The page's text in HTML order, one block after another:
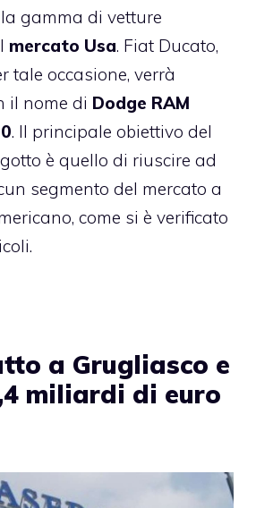
gamma di vetture
mercato Usa. Fiat Ducato,
tale occasione, verrà
il nome di Dodge RAM
. Il principale obiettivo del
è quello di riuscire ad
segmento del mercato a
come si è verificato
a Grugliasco e
miliardi di euro